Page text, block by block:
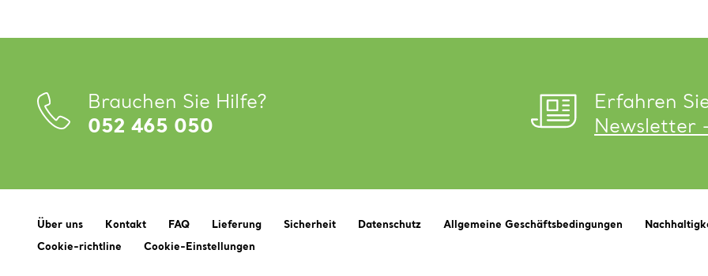
Brauchen Sie Hilfe?
052 465 050
Erfahren
Newsletter
Über uns Kontakt FAQ Lieferung Sicherheit Datenschutz Allgemeine Geschäftsbedingungen
Cookie-richtline
Cookie-Einstellungen